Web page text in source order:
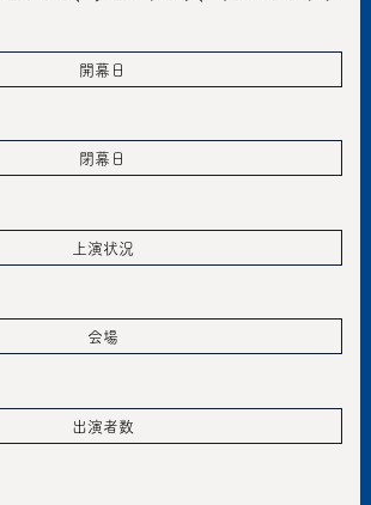
開幕日
閉幕日
上演状況
会場
出演者数